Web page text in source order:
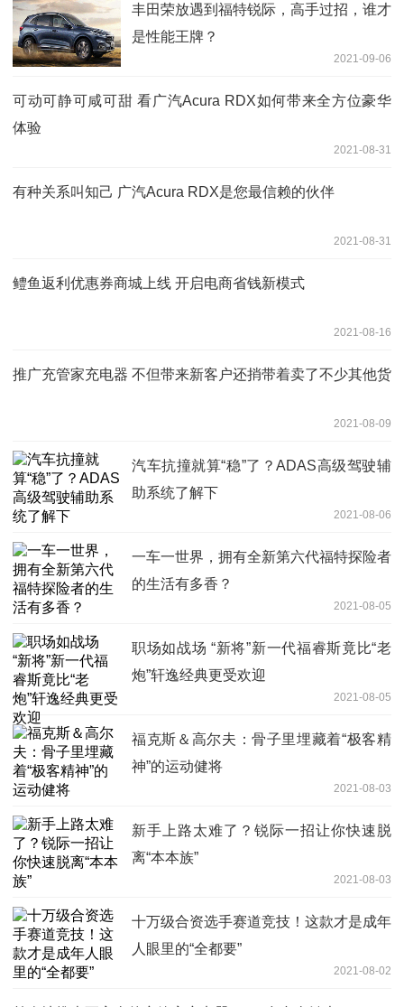
丰田荣放遇到福特锐际，高手过招，谁才
是性能王牌？
2021-09-06
可动可静可咸可甜 看广汽Acura RDX如何带来全方位豪华
体验
2021-08-31
有种关系叫知己 广汽Acura RDX是您最信赖的伙伴
2021-08-31
鳢鱼返利优惠券商城上线 开启电商省钱新模式
2021-08-16
推广充管家充电器 不但带来新客户还捎带着卖了不少其他货
2021-08-09
汽车抗撞就算“稳”了？ADAS高级驾驶辅
助系统了解下
2021-08-06
一车一世界，拥有全新第六代福特探险者
的生活有多香？
2021-08-05
职场如战场 “新将”新一代福睿斯竟比“老
炮”轩逸经典更受欢迎
2021-08-05
福克斯＆高尔夫：骨子里埋藏着“极客精
神”的运动健将
2021-08-03
新手上路太难了？锐际一招让你快速脱
离“本本族”
2021-08-03
十万级合资选手赛道竞技！这款才是成年
人眼里的“全都要”
2021-08-02